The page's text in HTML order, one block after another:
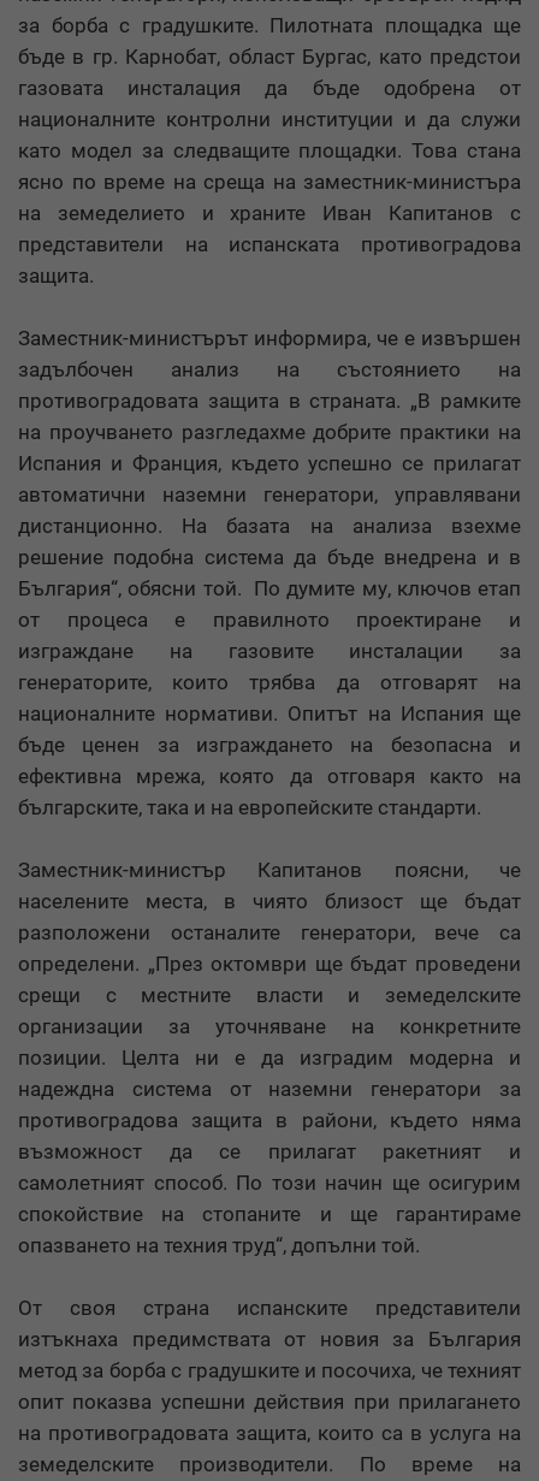
за борба с градушките. Пилотната площадка ще
бъде в гр. Карнобат, област Бургас, като предстои
газовата инсталация да бъде одобрена от
националните контролни институции и да служи
като модел за следващите площадки. Това стана
ясно по време на среща на заместник-министъра
на земеделието и храните Иван Капитанов с
представители на испанската противоградова
защита.
Заместник-министърът информира, че е извършен
задълбочен анализ на състоянието на
противоградовата защита в страната. „В рамките
на проучването разгледахме добрите практики на
Испания и Франция, където успешно се прилагат
автоматични наземни генератори, управлявани
дистанционно. На базата на анализа взехме
решение подобна система да бъде внедрена и в
България“, обясни той. По думите му, ключов етап
от процеса е правилното проектиране и
изграждане на газовите инсталации за
генераторите, които трябва да отговарят на
националните нормативи. Опитът на Испания ще
бъде ценен за изграждането на безопасна и
ефективна мрежа, която да отговаря както на
българските, така и на европейските стандарти.
Заместник-министър Капитанов поясни, че
населените места, в чиято близост ще бъдат
разположени останалите генератори, вече са
определени. „През октомври ще бъдат проведени
срещи с местните власти и земеделските
организации за уточняване на конкретните
позиции. Целта ни е да изградим модерна и
надеждна система от наземни генератори за
противоградова защита в райони, където няма
възможност да се прилагат ракетният и
самолетният способ. По този начин ще осигурим
спокойствие на стопаните и ще гарантираме
опазването на техния труд“, допълни той.
От своя страна испанските представители
изтъкнаха предимствата от новия за България
метод за борба с градушките и посочиха, че техният
опит показва успешни действия при прилагането
на противоградовата защита, които са в услуга на
земеделските производители. По време на